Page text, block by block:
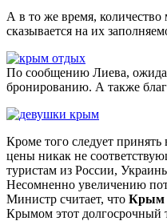
А в то же время,
сказывается на их
По сообщению Лиева,
бронированию. А также
Кроме того следует
цены никак не
туристам из России,
Несомненно увеличению
Министр считает, что Крым
Крымом этот долгосрочный